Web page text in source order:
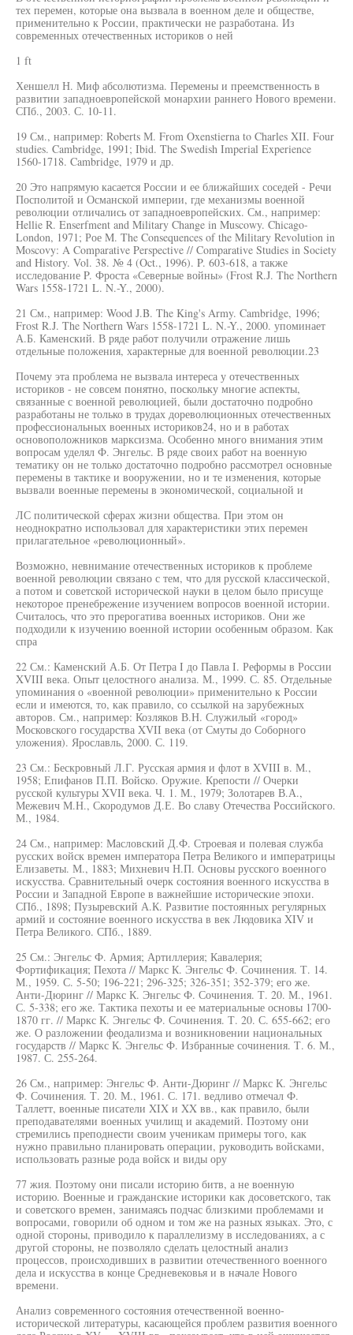
тех перемен, которые она вызвала в военном деле и обществе,
применительно к России, практически не разработана. Из
современных отечественных историков о ней
1 ft
Хеншелл Н. Миф абсолютизма. Перемены и преемственность в
развитии западноевропейской монархии раннего Нового времени.
СПб., 2003. С. 10-11.
19 См., например: Roberts М. From Oxenstierna to Charles XII. Four
studies. Cambridge, 1991; Ibid. The Swedish Imperial Experience
1560-1718. Cambridge, 1979 и др.
20 Это напрямую касается России и ее ближайших соседей - Речи
Посполитой и Османской империи, где механизмы военной
революции отличались от западноевропейских. См., например:
Hellie R. Enserfment and Military Change in Muscowy. Chicago-
London, 1971; Рое M. The Consequences of the Military Revolution in
Moscovy: A Comparative Perspective // Comparative Studies in Society
and History. Vol. 38. № 4 (Oct., 1996). P. 603-618, а также
исследование P. Фроста «Северные войны» (Frost R.J. The Northern
Wars 1558-1721 L. N.-Y., 2000).
21 См., например: Wood J.B. The King's Army. Cambridge, 1996;
Frost R.J. The Northern Wars 1558-1721 L. N.-Y., 2000. упоминает
А.Б. Каменский. В ряде работ получили отражение лишь
отдельные положения, характерные для военной революции.23
Почему эта проблема не вызвала интереса у отечественных
историков - не совсем понятно, поскольку многие аспекты,
связанные с военной революцией, были достаточно подробно
разработаны не только в трудах дореволюционных отечественных
профессиональных военных историков24, но и в работах
основоположников марксизма. Особенно много внимания этим
вопросам уделял Ф. Энгельс. В ряде своих работ на военную
тематику он не только достаточно подробно рассмотрел основные
перемены в тактике и вооружении, но и те изменения, которые
вызвали военные перемены в экономической, социальной и
ЛС политической сферах жизни общества. При этом он
неоднократно использовал для характеристики этих перемен
прилагательное «революционный».
Возможно, невнимание отечественных историков к проблеме
военной революции связано с тем, что для русской классической,
а потом и советской исторической науки в целом было присуще
некоторое пренебрежение изучением вопросов военной истории.
Считалось, что это прерогатива военных историков. Они же
подходили к изучению военной истории особенным образом. Как
спра
22 См.: Каменский А.Б. От Петра I до Павла I. Реформы в России
XVIII века. Опыт целостного анализа. М., 1999. С. 85. Отдельные
упоминания о «военной революции» применительно к России
если и имеются, то, как правило, со ссылкой на зарубежных
авторов. См., например: Козляков В.Н. Служилый «город»
Московского государства XVII века (от Смуты до Соборного
уложения). Ярославль, 2000. С. 119.
23 См.: Бескровный Л.Г. Русская армия и флот в XVIII в. М.,
1958; Епифанов П.П. Войско. Оружие. Крепости // Очерки
русской культуры XVII века. Ч. 1. М., 1979; Золотарев В.А.,
Межевич М.Н., Скородумов Д.Е. Во славу Отечества Российского.
М., 1984.
24 См., например: Масловский Д.Ф. Строевая и полевая служба
русских войск времен императора Петра Великого и императрицы
Елизаветы. М., 1883; Михневич Н.П. Основы русского военного
искусства. Сравнительный очерк состояния военного искусства в
России и Западной Европе в важнейшие исторические эпохи.
СПб., 1898; Пузыревский А.К. Развитие постоянных регулярных
армий и состояние военного искусства в век Людовика XIV и
Петра Великого. СПб., 1889.
25 См.: Энгельс Ф. Армия; Артиллерия; Кавалерия;
Фортификация; Пехота // Маркс К. Энгельс Ф. Сочинения. Т. 14.
М., 1959. С. 5-50; 196-221; 296-325; 326-351; 352-379; его же.
Анти-Дюринг // Маркс К. Энгельс Ф. Сочинения. Т. 20. М., 1961.
С. 5-338; его же. Тактика пехоты и ее материальные основы 1700-
1870 гг. // Маркс К. Энгельс Ф. Сочинения. Т. 20. С. 655-662; его
же. О разложении феодализма и возникновении национальных
государств // Маркс К. Энгельс Ф. Избранные сочинения. Т. 6. М.,
1987. С. 255-264.
26 См., например: Энгельс Ф. Анти-Дюринг // Маркс К. Энгельс
Ф. Сочинения. Т. 20. М., 1961. С. 171. ведливо отмечал Ф.
Таллетт, военные писатели XIX и XX вв., как правило, были
преподавателями военных училищ и академий. Поэтому они
стремились преподнести своим ученикам примеры того, как
нужно правильно планировать операции, руководить войсками,
использовать разные рода войск и виды ору
77 жия. Поэтому они писали историю битв, а не военную
историю. Военные и гражданские историки как досоветского, так
и советского времен, занимаясь подчас близкими проблемами и
вопросами, говорили об одном и том же на разных языках. Это, с
одной стороны, приводило к параллелизму в исследованиях, а с
другой стороны, не позволяло сделать целостный анализ
процессов, происходивших в развитии отечественного военного
дела и искусства в конце Средневековья и в начале Нового
времени.
Анализ современного состояния отечественной военно-
исторической литературы, касающейся проблем развития военного